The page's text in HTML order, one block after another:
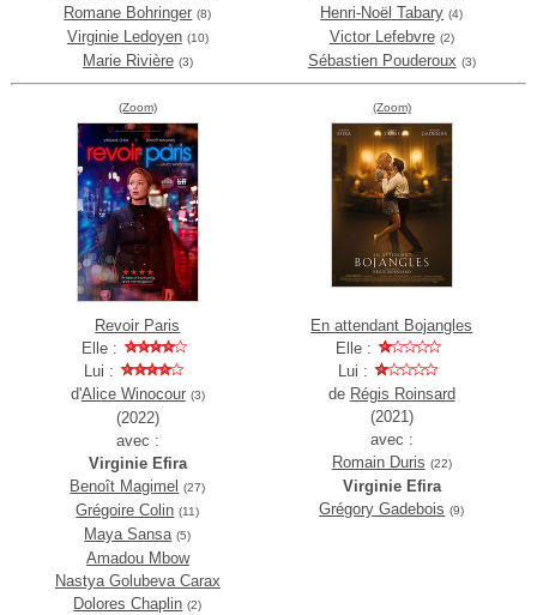
Romane Bohringer (8)
Virginie Ledoyen (10)
Marie Rivière (3)
Henri-Noël Tabary (4)
Victor Lefebvre (2)
Sébastien Pouderoux (3)
(Zoom)
Revoir Paris
Elle :
Lui :
d'Alice Winocour (3)
(2022)
avec :
Virginie Efira
Benoît Magimel
(27)
Grégoire Colin (11)
Maya Sansa (5)
Amadou Mbow
Nastya Golubeva Carax
Dolores Chaplin (2)
(Zoom)
En attendant Bojangles
Elle :
Lui :
de Régis Roinsard
(2021)
avec :
Romain Duris (22)
Virginie Efira
Grégory Gadebois (9)